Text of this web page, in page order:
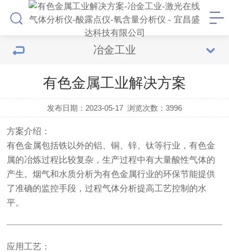
冶金工业
有色金属工业解决方案
发布日期：2023-05-17 浏览次数：3996
方案介绍 ：
有色金属包括铁以外的铝、铜、锌、钛等行业，有色金
属的冶炼过程比较复杂，生产过程中有大量酸性气体的
产生。烟气和水质分析为有色金属行业的环保节能提供
了准确的监控手段，过程气体分析提高工艺控制的水
平。
应用工艺 ：